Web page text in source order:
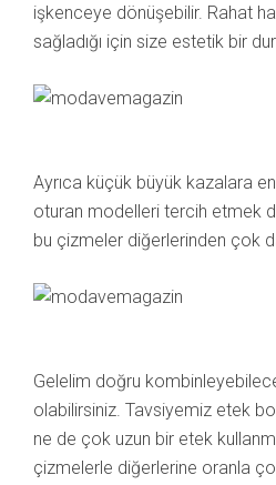
işkenceye dönüşebilir. Rahat
sağladığı için size estetik bir
Ayrıca küçük büyük kazalara
oturan modelleri tercih etmek
bu çizmeler diğerlerinden çok
Gelelim doğru
olabilirsiniz. Tavsiyemiz etek
ne de çok uzun bir etek
çizmelerle diğerlerine oranla